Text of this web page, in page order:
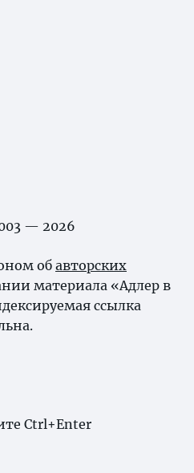
— 2026
об авторских
материала «Адлер в
ссылка
Ctrl+Enter